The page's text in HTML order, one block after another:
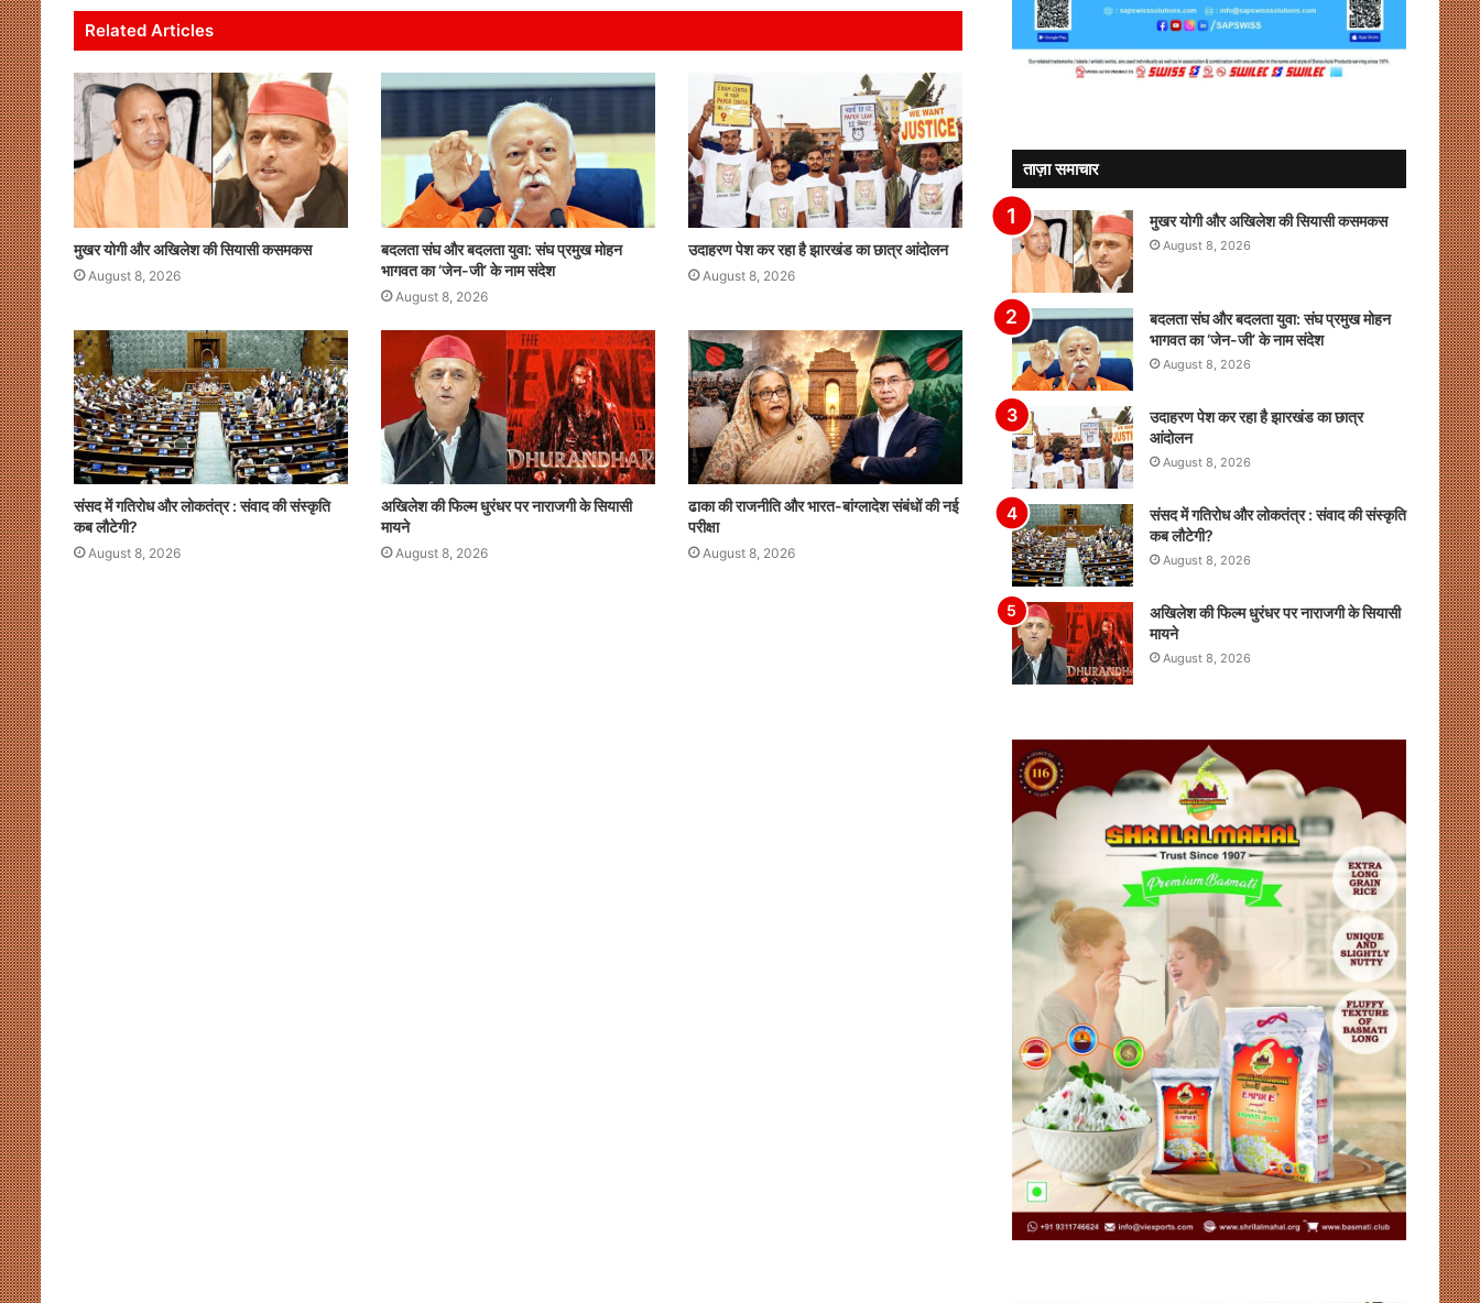
A
p
p
b
o
o
k
dI
n
Related Articles
मुखर योगी और अखिलेश की सियासी कसमकस
August 8, 2026
बदलता संघ और बदलता युवा: संघ प्रमुख मोहन
भागवत का ‘जेन-जी’ के नाम संदेश
August 8, 2026
उदाहरण पेश कर रहा है झारखंड का छात्र आंदोलन
August 8, 2026
संसद में गतिरोध और लोकतंत्र : संवाद की संस्कृति
कब लौटेगी?
August 8, 2026
अखिलेश की फिल्म धुरंधर पर नाराजगी के सियासी
मायने
August 8, 2026
ढाका की राजनीति और भारत-बांग्लादेश संबंधों की नई
परीक्षा
August 8, 2026
ताज़ा समाचार
मुखर योगी और अखिलेश की सियासी कसमकस
August 8, 2026
बदलता संघ और बदलता युवा: संघ प्रमुख मोहन
भागवत का ‘जेन-जी’ के नाम संदेश
August 8, 2026
उदाहरण पेश कर रहा है झारखंड का छात्र
आंदोलन
August 8, 2026
संसद में गतिरोध और लोकतंत्र : संवाद की संस्कृति
कब लौटेगी?
August 8, 2026
अखिलेश की फिल्म धुरंधर पर नाराजगी के सियासी
मायने
August 8, 2026